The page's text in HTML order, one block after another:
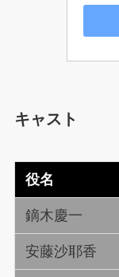
キャスト
役名
鏑木慶一
安藤沙耶香